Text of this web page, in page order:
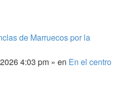
de Marruecos por la
4:03 pm » en En el centro